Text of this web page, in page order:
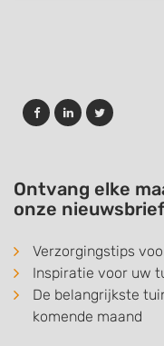
Ontvang elke
onze nieuwsbrief
Verzorgingstips
Inspiratie voor uw
De belangrijkste
komende maand